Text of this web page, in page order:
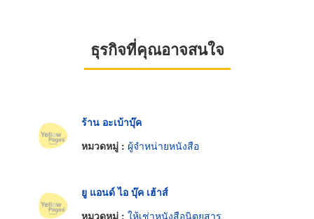
ธุรกิจที่คุณอาจสนใจ
ร้าน อะเบ้าบุ๊ค
หมวดหมู่ : ผู้จำหน่ายหนังสือ
ยู แอนด์ ไอ บุ๊ค เฮ้าส์
หมวดหมู่ : ให้เช่าหนังสือนิตยสาร